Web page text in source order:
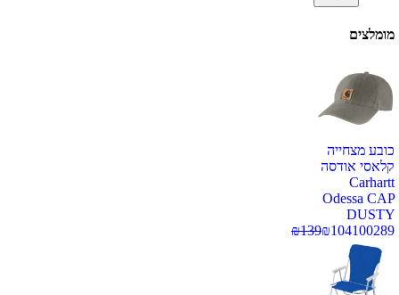
מומלצים
כובע מצחייה
קלאסי אודסה
Carhartt
Odessa CAP
DUSTY
100289
₪104
₪139